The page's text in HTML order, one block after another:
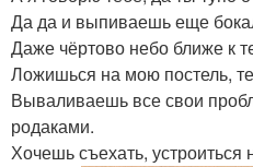
Да да и выпиваешь еще
Даже чёртово небо ближе к
Ложишься на мою постель,
Вываливаешь все свои
родаками.
Хочешь съехать, устроиться